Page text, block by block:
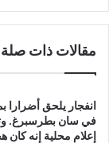
مقالات ذات صلة
انفجار يلحق أضرارا
في سان بطرسبرغ.
إعلام محلية إنه كان